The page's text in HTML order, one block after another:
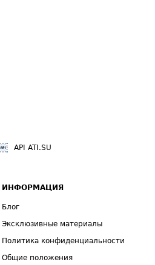
API ATI.SU
ИНФОРМАЦИЯ
Блог
Эксклюзивные материалы
Политика конфиденциальности
Общие положения